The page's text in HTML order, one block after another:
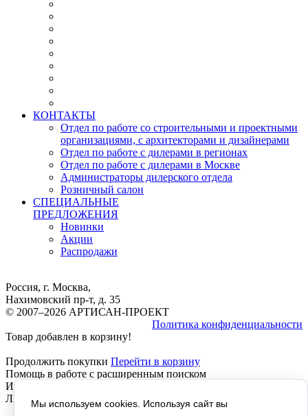
КОНТАКТЫ
Отдел по работе со строительными и проектными
организациями, с архитекторами и дизайнерами
Отдел по работе с дилерами в регионах
Отдел по работе с дилерами в Москве
Администраторы дилерского отдела
Розничный салон
СПЕЦИАЛЬНЫЕ
ПРЕДЛОЖЕНИЯ
Новинки
Акции
Распродажи
Россия, г. Москва,
Нахимовский пр-т, д. 35
© 2007–2026 АРТИСАН-ПРОЕКТ
Политика конфиденциальности
Товар добавлен в корзину!
Продолжить покупки Перейти в корзину
Помощь в работе с расширенным поиском
Инструкция расширенный Поиск, работает везде, КРОМЕ
ЛИЧНОГО КАБИНЕТА, там не отображается текст!
Мы используем cookies. Используя сайт вы